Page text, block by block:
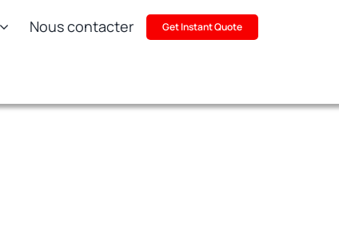
Nous contacter Get Instant Quote